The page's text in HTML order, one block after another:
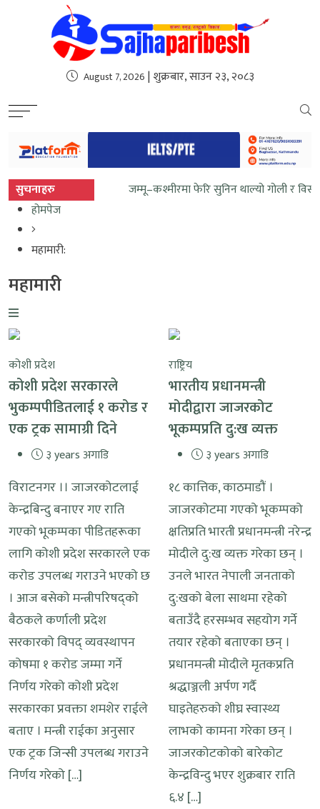
sweet bonanza
August 7, 2026 | शुक्रबार, साउन २३, २०८३
सुचनाहरु
जम्मू–कश्मीरमा फेरि सुनिन थाल्यो गोली र
होमपेज
महामारी:
महामारी
कोशी प्रदेश
कोशी प्रदेश सरकारले
भुकम्पपीडितलाई १ करोड र
एक ट्रक सामाग्री दिने
३ years अगाडि
विराटनगर ।। जाजरकोटलाई
केन्द्रबिन्दु बनाएर गए राति
गएको भूकम्पका पीडितहरूका
लागि कोशी प्रदेश सरकारले एक
करोड उपलब्ध गराउने भएको छ
। आज बसेको मन्त्रीपरिषद्को
बैठकले कर्णाली प्रदेश
सरकारको विपद् व्यवस्थापन
कोषमा १ करोड जम्मा गर्ने
निर्णय गरेको कोशी प्रदेश
सरकारका प्रवक्ता शमशेर राईले
बताए । मन्त्री राईका अनुसार
एक ट्रक जिन्सी उपलब्ध गराउने
निर्णय गरेको […]
राष्ट्रिय
भारतीय प्रधानमन्त्री
मोदीद्वारा जाजरकोट
भूकम्पप्रति दु:ख व्यक्त
३ years अगाडि
१८ कात्तिक, काठमाडौं ।
जाजरकोटमा गएको भूकम्पको
क्षतिप्रति भारती प्रधानमन्त्री नरेन्द्र
मोदीले दु:ख व्यक्त गरेका छन् ।
उनले भारत नेपाली जनताको
दु:खको बेला साथमा रहेको
बताउँदै हरसम्भव सहयोग गर्ने
तयार रहेको बताएका छन् ।
प्रधानमन्त्री मोदीले मृतकप्रति
श्रद्धाञ्जली अर्पण गर्दै
घाइतेहरुको शीघ्र स्वास्थ्य
लाभको कामना गरेका छन् ।
जाजरकोटकोको बारेकोट
केन्द्रविन्दु भएर शुक्रबार राति
६.४ […]